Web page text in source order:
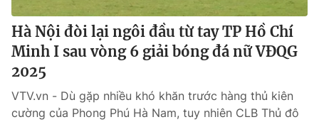
Hà Nội đòi lại ngôi đầu từ tay TP Hồ Chí
Minh I sau vòng 6 giải bóng đá nữ VĐQG
2025
VTV.vn - Dù gặp nhiều khó khăn trước hàng thủ kiên
cường của Phong Phú Hà Nam, tuy nhiên CLB Thủ đô